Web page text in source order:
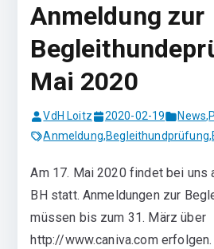
Anmeldung zur
Mai 2020
VdH Loitz 2020-02-19 News,
Anmeldung,Begleithundprüfung,
Am 17. Mai 2020 findet bei uns
BH statt. Anmeldungen zur
müssen bis zum 31. März über
http://www.caniva.com